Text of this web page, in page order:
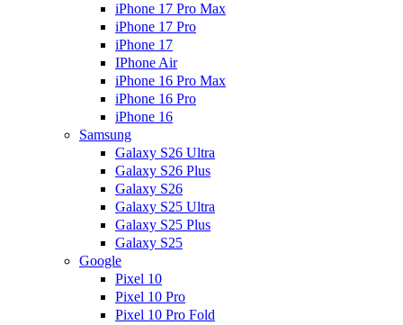
iPhone 17 Pro Max
iPhone 17 Pro
iPhone 17
IPhone Air
iPhone 16 Pro Max
iPhone 16 Pro
iPhone 16
Samsung
Galaxy S26 Ultra
Galaxy S26 Plus
Galaxy S26
Galaxy S25 Ultra
Galaxy S25 Plus
Galaxy S25
Google
Pixel 10
Pixel 10 Pro
Pixel 10 Pro Fold